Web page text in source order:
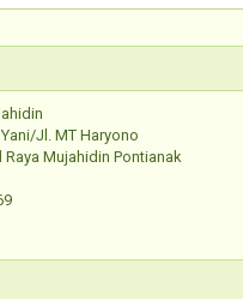
Jl. MT Haryono
Mujahidin Pontianak